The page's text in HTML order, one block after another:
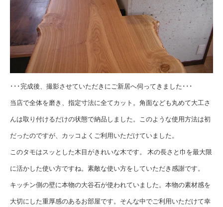
･･･完成後、撮影させていただきにご新居へ伺ってきました･･･
当店で全体を磨き、指定寸法に全てカット。角面なども丸めて大工さ
んは取り付けるだけの状態で納品しました。このような使用方法は初
だったのですが、カッコよくご利用いただけていました。
このタモはスッ とした木目がきれいな木です。 木の長さと巾を最大限
に活かした使い方ですね。素敵な使い方をしていただき感謝です。
キッチン側の壁に本物の大谷石が使われていました。本物の素材感を
大切にした重厚感のあるお部屋です。そんな中でご利用いただけて幸